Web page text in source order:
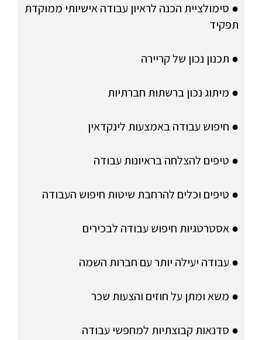
● סימולציית הכנה לראיון עבודה אישיותי ממוקדת
תפקיד
● תכנון נכון של קריירה
● מיתוג נכון ברשתות חברתיות
● חיפוש עבודה באמצעות לינקדאין
● טיפים להצלחה בראיונות עבודה
● טיפים וכלים להרחבת שיטות חיפוש העבודה
● אסטרטגיות חיפוש עבודה לבכירים
● עבודה יעילה יותר עם חברות השמה
● משא ומתן על חוזים והצעות שכר
● סדנאות קבוצתיות למחפשי עבודה